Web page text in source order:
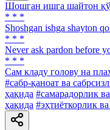
Шошган ишга шайтон
* * *
Shoshgan ishga shayton
* * *
Never ask pardon before
* * *
Сам кладу голову на
#сабр-қаноат ва
ҳақида #самарадорлик
ҳақида #эҳтиёткорлик